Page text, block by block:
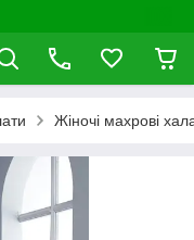
Жіночі махрові